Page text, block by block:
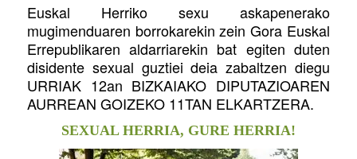
Euskal Herriko sexu askapenerako
mugimenduaren borrokarekin zein Gora Euskal
Errepublikaren aldarriarekin bat egiten duten
disidente sexual guztiei deia zabaltzen diegu
URRIAK 12an BIZKAIAKO DIPUTAZIOAREN
AURREAN GOIZEKO 11TAN ELKARTZERA.
SEXUAL HERRIA, GURE HERRIA!